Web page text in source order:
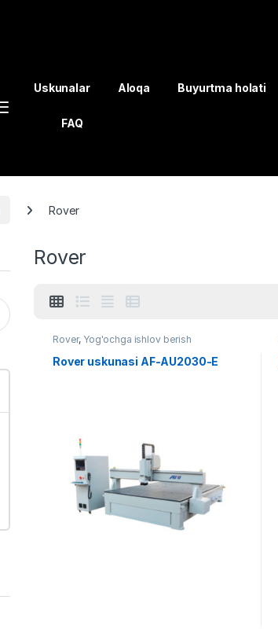
Uskunalar Aloqa Buyurtma holati
FAQ
Rover
Rover
Rover, Yog'ochga ishlov berish
Rover uskunasi AF-AU2030-E